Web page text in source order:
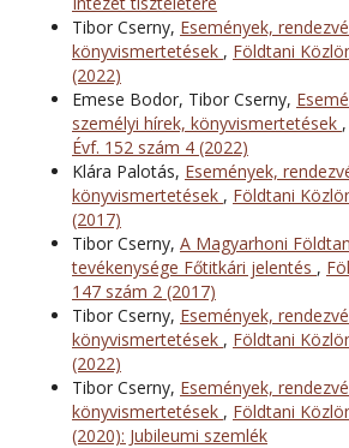
Tibor Cserny, Események,
könyvismertetések , Földtani
(2022)
Emese Bodor, Tibor Cserny,
személyi hírek, könyvismertetések ,
Évf. 152 szám 4 (2022)
Klára Palotás, Események,
könyvismertetések , Földtani
(2017)
Tibor Cserny, A Magyarhoni
tevékenysége Főtitkári jelentés ,
147 szám 2 (2017)
Tibor Cserny, Események,
könyvismertetések , Földtani
(2022)
Tibor Cserny, Események,
könyvismertetések , Földtani
(2020): Jubileumi szemlék